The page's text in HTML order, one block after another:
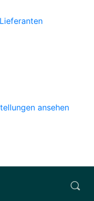
ansehen